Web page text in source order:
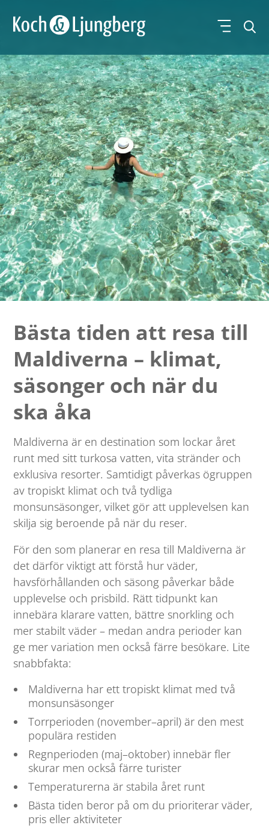
Leisure Travel
Business Travel
Groups & Meetings
Kontakt
Bästa tiden att resa till
Maldiverna – klimat,
säsonger och när du
ska åka
Maldiverna är en destination som lockar året
runt med sitt turkosa vatten, vita stränder och
exklusiva resorter. Samtidigt påverkas ögruppen
av tropiskt klimat och två tydliga
monsunsäsonger, vilket gör att upplevelsen kan
skilja sig beroende på när du reser.
För den som planerar en resa till Maldiverna är
det därför viktigt att förstå hur väder,
havsförhållanden och säsong påverkar både
upplevelse och prisbild. Rätt tidpunkt kan
innebära klarare vatten, bättre snorkling och
mer stabilt väder – medan andra perioder kan
ge mer variation men också färre besökare. Lite
snabbfakta:
Maldiverna har ett tropiskt klimat med två
monsunsäsonger
Torrperioden (november–april) är den mest
populära restiden
Regnperioden (maj–oktober) innebär fler
skurar men också färre turister
Temperaturerna är stabila året runt
Bästa tiden beror på om du prioriterar väder,
pris eller aktiviteter